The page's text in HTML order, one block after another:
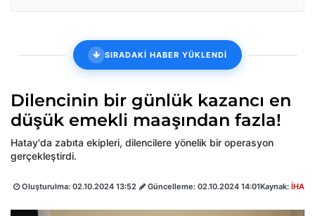
SIRADAKİ HABER YÜKLENDİ
Dilencinin bir günlük kazancı en
düşük emekli maaşından fazla!
Hatay'da zabıta ekipleri, dilencilere yönelik bir operasyon
gerçekleştirdi.
Oluşturulma: 02.10.2024 13:52 Güncelleme: 02.10.2024 14:01Kaynak: İHA